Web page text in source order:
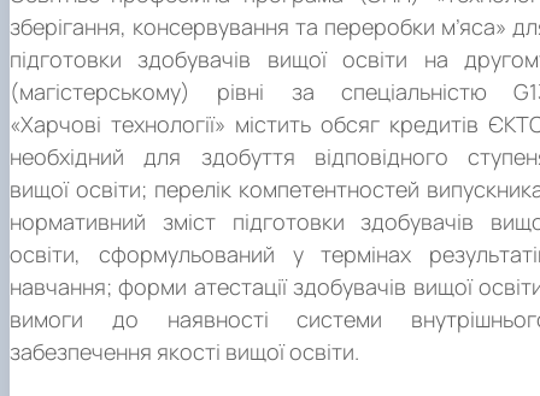
зберігання, консервування та переробки м’яса»
підготовки здобувачів вищої освіти на
(магістерському) рівні за спеціальністю
«Харчові технології» містить обсяг кредитів
необхідний для здобуття відповідного
вищої освіти; перелік компетентностей
нормативний зміст підготовки здобувачів
освіти, сформульований у термінах
навчання; форми атестації здобувачів вищої
вимоги до наявності системи
забезпечення якості вищої освіти.
теоретико-методологічні та прикладні аспекти
харчових технологій;
грунтовні уявлення про структуру, управління та
оптимізацію технологічних процесів, принципи
проектування та функціонування підприємств
харчової промисловості і закладів ресторанного
господарства;
методологія організації та контролювання
відповідного рівня якості та безпечності харчових
продуктів, екологобезпечності й ресурсозбереження
технологічних процесів їх виробництва;
теоретико-методологічні та прикладні аспекти
харчових технологій;
грунтовні уявлення про структуру, управління та
оптимізацію технологічних процесів, принципи
проектування та функціонування підприємств
харчової промисловості і закладів ресторанного
господарства;
методологія організації та контролювання